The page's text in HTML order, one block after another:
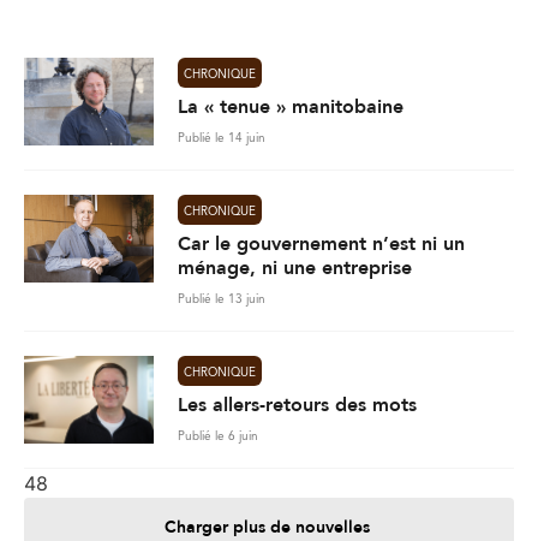
CHRONIQUE
La « tenue » manitobaine
Publié le 14 juin
CHRONIQUE
Car le gouvernement n’est ni un
ménage, ni une entreprise
Publié le 13 juin
CHRONIQUE
Les allers-retours des mots
Publié le 6 juin
48
Charger plus de nouvelles